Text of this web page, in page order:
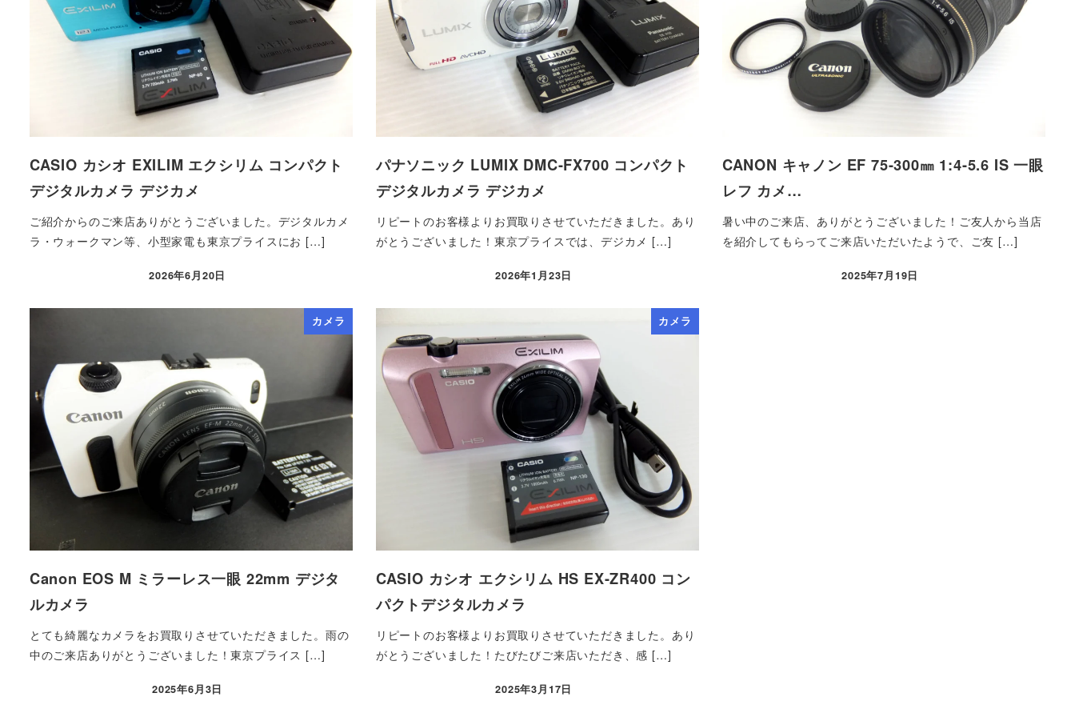
CASIO カシオ EXILIM エクシリム コンパクト
デジタルカメラ デジカメ
ご紹介からのご来店ありがとうございました。デジタルカメ
ラ・ウォークマン等、小型家電も東京プライスにお […]
2026年6月20日
パナソニック LUMIX DMC-FX700 コンパクト
デジタルカメラ デジカメ
リピートのお客様よりお買取りさせていただきました。あり
がとうございました！東京プライスでは、デジカメ […]
2026年1月23日
CANON キャノン EF 75-300㎜ 1:4-5.6 IS 一眼
レフ カメ…
暑い中のご来店、ありがとうございました！ご友人から当店
を紹介してもらってご来店いただいたようで、ご友 […]
2025年7月19日
カメラ
Canon EOS M ミラーレス一眼 22mm デジタ
ルカメラ
とても綺麗なカメラをお買取りさせていただきました。雨の
中のご来店ありがとうございました！東京プライス […]
2025年6月3日
カメラ
CASIO カシオ エクシリム HS EX-ZR400 コン
パクトデジタルカメラ
リピートのお客様よりお買取りさせていただきました。あり
がとうございました！たびたびご来店いただき、感 […]
2025年3月17日